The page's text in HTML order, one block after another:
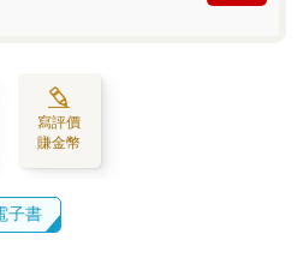
寫評價
賺金幣
子書